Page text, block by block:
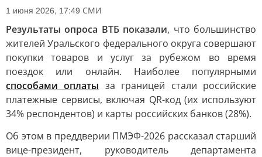
1 июня 2026, 17:49 СМИ
Результаты опроса ВТБ показали, что большинство
жителей Уральского федерального округа совершают
покупки товаров и услуг за рубежом во время
поездок или онлайн. Наиболее популярными
способами оплаты за границей стали российские
платежные сервисы, включая QR-код (их используют
34% респондентов) и карты российских банков (28%).
Об этом в преддверии ПМЭФ-2026 рассказал старший
вице-президент, руководитель департамента